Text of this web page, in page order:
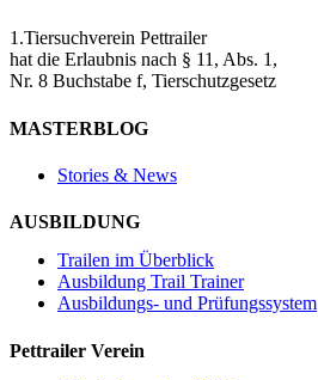
1.Tiersuchverein Pettrailer
hat die Erlaubnis nach § 11, Abs. 1,
Nr. 8 Buchstabe f, Tierschutzgesetz
MASTERBLOG
Stories & News
AUSBILDUNG
Trailen im Überblick
Ausbildung Trail Trainer
Ausbildungs- und Prüfungssystem
Pettrailer Verein